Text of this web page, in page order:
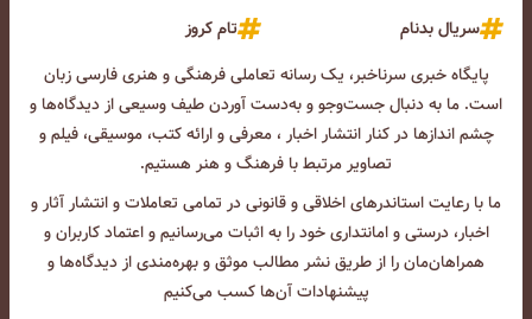
سریال بدنام
تام کروز
پایگاه خبری سرناخبر، یک رسانه تعاملی فرهنگی و هنری فارسی زبان
است. ما به دنبال جست‌و‌جو و به‌دست آوردن طیف وسیعی از دیدگاه‌ها و
چشم انداز‌ها در کنار انتشار اخبار ، معرفی و ارائه کتب، موسیقی، فیلم و
تصاویر مرتبط با فرهنگ و هنر هستیم.
ما با رعایت استاندرهای اخلاقی و قانونی در تمامی تعاملات و انتشار آثار و
اخبار، درستی و امانتداری خود را به اثبات می‌رسانیم و اعتماد کاربران و
همراهان‌مان را از طریق نشر مطالب موثق و بهره‌مندی از دیدگاه‌ها و
پیشنهادات آن‌ها کسب می‌کنیم